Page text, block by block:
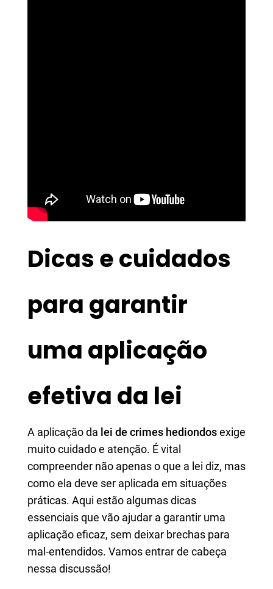
Dicas e cuidados
para garantir
uma aplicação
efetiva da lei
A aplicação da lei de crimes hediondosexige
muito cuidado e atenção. É vital
compreender não apenas o que a lei diz, mas
como ela deve ser aplicada em situações
práticas. Aqui estão algumas dicas
essenciais que vão ajudar a garantir uma
aplicação eficaz, sem deixar brechas para
mal-entendidos. Vamos entrar de cabeça
nessa discussão!